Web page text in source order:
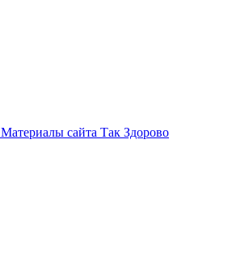
Материалы сайта Так Здорово